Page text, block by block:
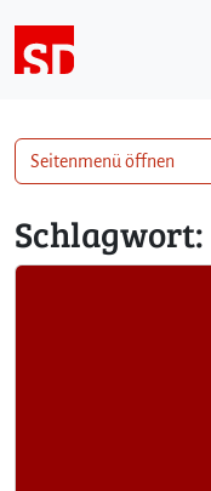
Schlagwort:
Seitenmenü öffnen